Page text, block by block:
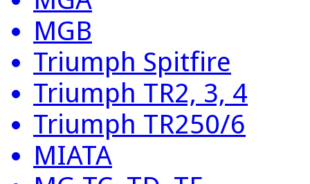
MGB
Triumph Spitfire
Triumph TR2, 3, 4
Triumph TR250/6
MIATA